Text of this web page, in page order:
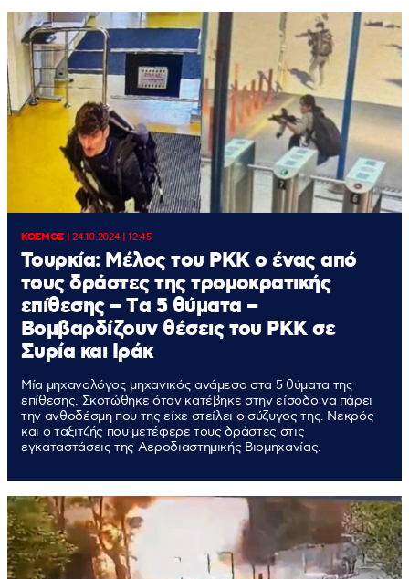
ΚΟΣΜΟΣ| 24.10.2024 | 12:45
Τουρκία: Μέλος του ΡΚΚ ο ένας από
τους δράστες της τρομοκρατικής
επίθεσης – Tα 5 θύματα –
Βομβαρδίζουν θέσεις του ΡΚΚ σε
Συρία και Ιράκ
Mία μηχανολόγος μηχανικός ανάμεσα στα 5 θύματα της
επίθεσης. Σκοτώθηκε όταν κατέβηκε στην είσοδο να πάρει
την ανθοδέσμη που της είχε στείλει ο σύζυγος της. Νεκρός
και ο ταξιτζής που μετέφερε τους δράστες στις
εγκαταστάσεις της Αεροδιαστημικής Βιομηχανίας.